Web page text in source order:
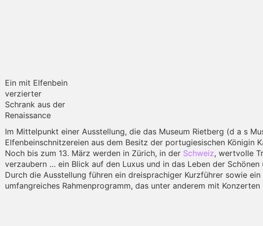
Ein mit Elfenbein
verzierter
Schrank aus der
Renaissance
Im Mittelpunkt einer Ausstellung, die das Museum Rietberg (d a s
Elfenbeinschnitzereien aus dem Besitz der portugiesischen Königin
Noch bis zum 13. März werden in Zürich, in der Schweiz, wertvolle
verzaubern … ein Blick auf den Luxus und in das Leben der Schönen
Durch die Ausstellung führen ein dreisprachiger Kurzführer sowie
umfangreiches Rahmenprogramm, das unter anderem mit